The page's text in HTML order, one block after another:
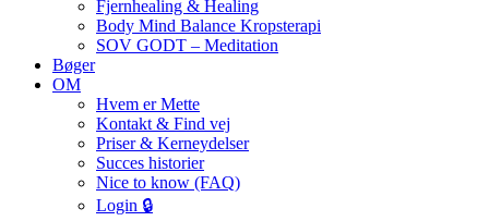
Fjernhealing & Healing
Body Mind Balance Kropsterapi
SOV GODT – Meditation
Bøger
OM
Hvem er Mette
Kontakt & Find vej
Priser & Kerneydelser
Succes historier
Nice to know (FAQ)
Login 🔒